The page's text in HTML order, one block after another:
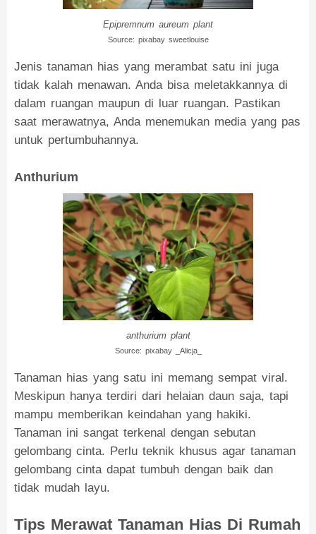
Epipremnum aureum plant
Source: pixabay sweetlouise
Jenis tanaman hias yang merambat satu ini juga
tidak kalah menawan. Anda bisa meletakkannya di
dalam ruangan maupun di luar ruangan. Pastikan
saat merawatnya, Anda menemukan media yang pas
untuk pertumbuhannya.
Anthurium
anthurium plant
Source: pixabay _Alicja_
Tanaman hias yang satu ini memang sempat viral.
Meskipun hanya terdiri dari helaian daun saja, tapi
mampu memberikan keindahan yang hakiki.
Tanaman ini sangat terkenal dengan sebutan
gelombang cinta. Perlu teknik khusus agar tanaman
gelombang cinta dapat tumbuh dengan baik dan
tidak mudah layu.
Tips Merawat Tanaman Hias Di Rumah